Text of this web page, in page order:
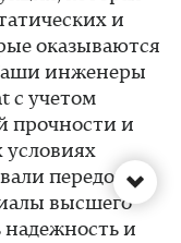
и
оказываются
инженеры
с учетом
прочности и
условиях
передовые
высшего
надежность и